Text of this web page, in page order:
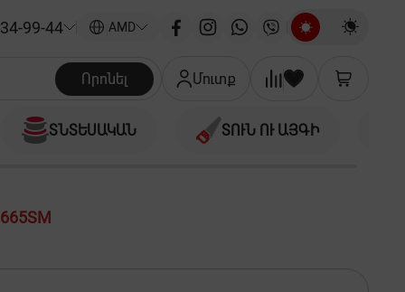
99-44 AMD
Որոնել Մուտք
ՏՆՏԵՍԱԿԱՆ ՏՈՒՆ ՈՒ ԱՅԳԻ